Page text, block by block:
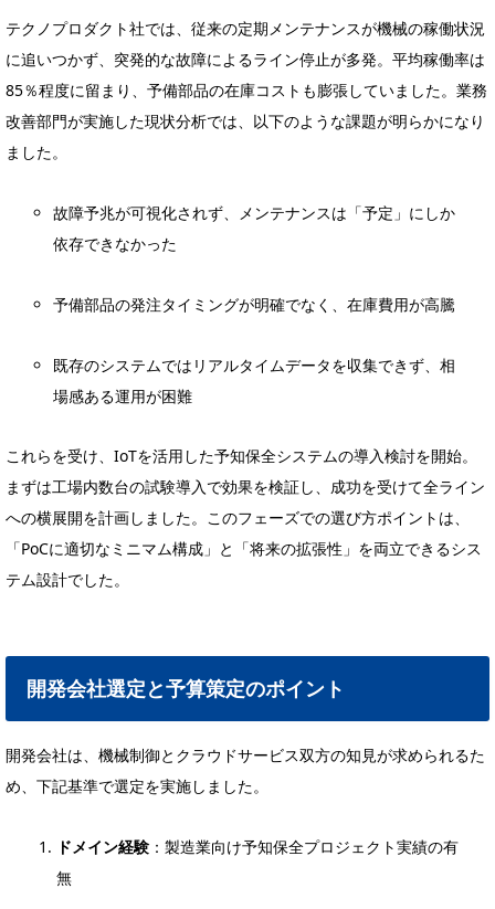
テクノプロダクト社では、従来の定期メンテナンスが機械の稼働状況
に追いつかず、突発的な故障によるライン停止が多発。平均稼働率は
85％程度に留まり、予備部品の在庫コストも膨張していました。業務
改善部門が実施した現状分析では、以下のような課題が明らかになり
ました。
故障予兆が可視化されず、メンテナンスは「予定」にしか
依存できなかった
予備部品の発注タイミングが明確でなく、在庫費用が高騰
既存のシステムではリアルタイムデータを収集できず、相
場感ある運用が困難
これらを受け、IoTを活用した予知保全システムの導入検討を開始。
まずは工場内数台の試験導入で効果を検証し、成功を受けて全ライン
への横展開を計画しました。このフェーズでの選び方ポイントは、
「PoCに適切なミニマム構成」と「将来の拡張性」を両立できるシス
テム設計でした。
開発会社選定と予算策定のポイント
開発会社は、機械制御とクラウドサービス双方の知見が求められるた
め、下記基準で選定を実施しました。
ドメイン経験 ：製造業向け予知保全プロジェクト実績の有
無